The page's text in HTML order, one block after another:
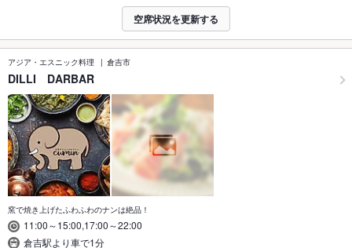
空席状況を更新する
アジア・エスニック料理 倉吉市
DILLI DARBAR
窯で焼き上げたふわふわのナンは絶品！
11:00～15:00,17:00～22:00
倉吉駅より車で1分